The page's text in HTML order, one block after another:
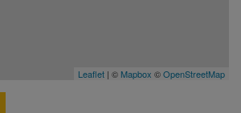
Leaflet | © Mapbox ©OpenStreetMap